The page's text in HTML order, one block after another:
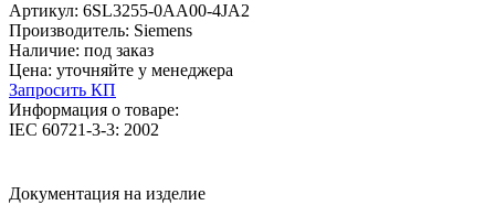
Артикул: 6SL3255-0AA00-4JA2
Производитель: Siemens
Наличие: под заказ
Цена: уточняйте у менеджера
Запросить КП
Информация о товаре:
IEC 60721-3-3: 2002
Документация на изделие